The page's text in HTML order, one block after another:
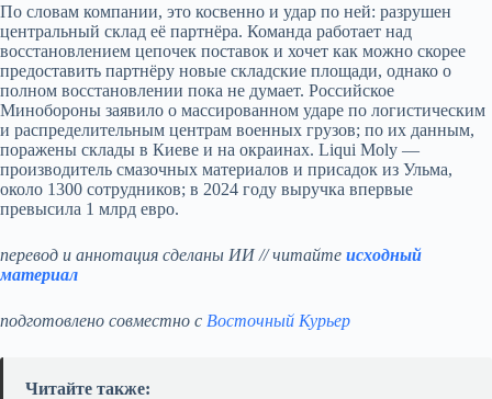
По словам компании, это косвенно и удар по ней: разрушен
центральный склад её партнёра. Команда работает над
восстановлением цепочек поставок и хочет как можно скорее
предоставить партнёру новые складские площади, однако о
полном восстановлении пока не думает. Российское
Минобороны заявило о массированном ударе по логистическим
и распределительным центрам военных грузов; по их данным,
поражены склады в Киеве и на окраинах. Liqui Moly —
производитель смазочных материалов и присадок из Ульма,
около 1300 сотрудников; в 2024 году выручка впервые
превысила 1 млрд евро.
перевод и аннотация сделаны ИИ // читайте исходный
материал
подготовлено совместно с Восточный Курьер
Читайте также: